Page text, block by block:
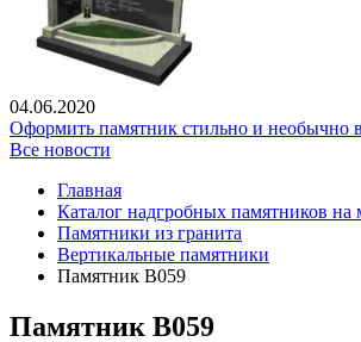
04.06.2020
Оформить памятник стильно и необычно
Все новости
Главная
Каталог надгробных памятников на
Памятники из гранита
Вертикальные памятники
Памятник В059
Памятник В059